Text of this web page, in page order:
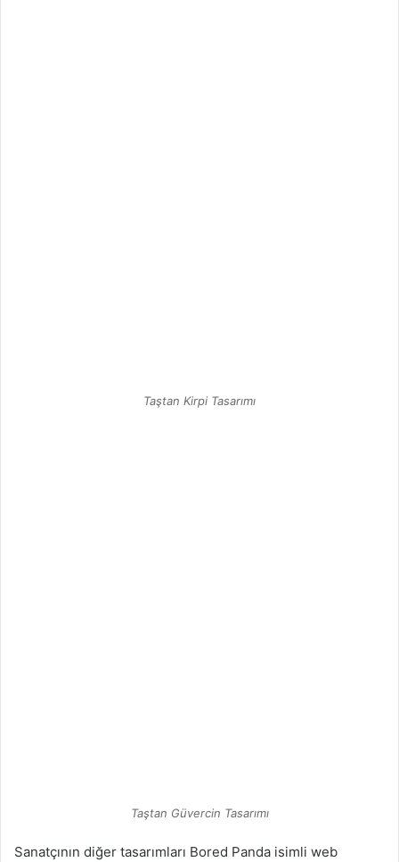
Taştan Kirpi Tasarımı
Taştan Güvercin Tasarımı
Sanatçının diğer tasarımları Bored Panda isimli web